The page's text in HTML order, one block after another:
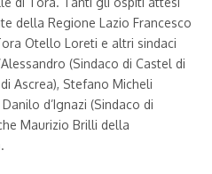
della Regione Lazio Francesco
Otello Loreti e altri sindaci
(Sindaco di Castel di
Ascrea), Stefano Micheli
d’Ignazi (Sindaco di
Maurizio Brilli della